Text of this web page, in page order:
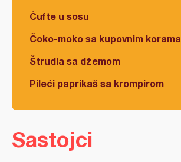
Ćufte u sosu
Čoko-moko sa kupovnim korama
Štrudla sa džemom
Pileći paprikaš sa krompirom
Sastojci